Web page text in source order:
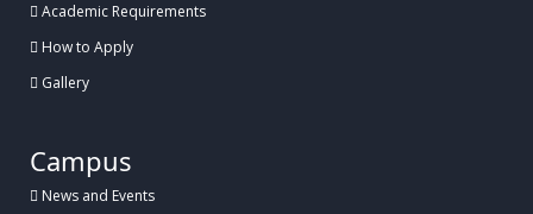
Academic Requirements
How to Apply
Gallery
Campus
News and Events